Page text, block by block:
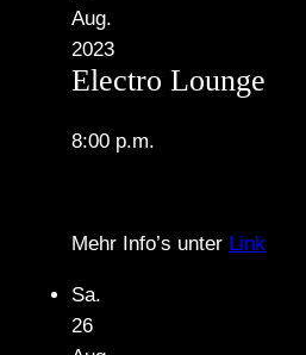
Aug.
2023
Electro Lounge
8:00 p.m.
Mehr Info’s unter Link
Sa.
26